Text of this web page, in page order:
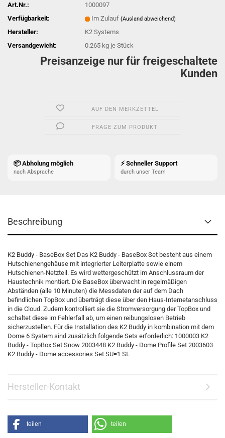
Art.Nr.:
1000097
Verfügbarkeit:
Im Zulauf (Ausland abweichend)
Hersteller:
K2 Systems
Versandgewicht:
0.265 kg je Stück
Preisanzeige nur für freigeschaltete
Kunden
AUF DEN MERKZETTEL
FRAGE ZUM PRODUKT
📦 Abholung möglich
nach Absprache
⚡ Schneller Support
durch unser Team
Beschreibung
K2 Buddy - BaseBox Set Das K2 Buddy - BaseBox Set besteht aus einem
Hutschienengehäuse mit integrierter Leiterplatte sowie einem
Hutschienen-Netzteil. Es wird wettergeschützt im Anschlussraum der
Haustechnik montiert. Die BaseBox überwacht in regelmäßigen
Abständen (alle 10 Minuten) die Messdaten der auf dem Dach
befindlichen TopBox und überträgt diese über den Haus-Internetanschluss
in die Cloud. Zudem kontrolliert sie die Stromversorgung der TopBox und
schaltet diese im Fehlerfall ab, um einen reibungslosen Betrieb
sicherzustellen. Für die Installation des K2 Buddy in kombination mit dem
Dome 6 System sind zusätzlich folgende Sets erforderlich: 1000003 K2
Buddy - TopBox Set Snow 2003448 K2 Buddy - Dome Profile Set 2003603
K2 Buddy - Dome accessories Set SU=1 St.
Hersteller-Kontakt
teilen teilen